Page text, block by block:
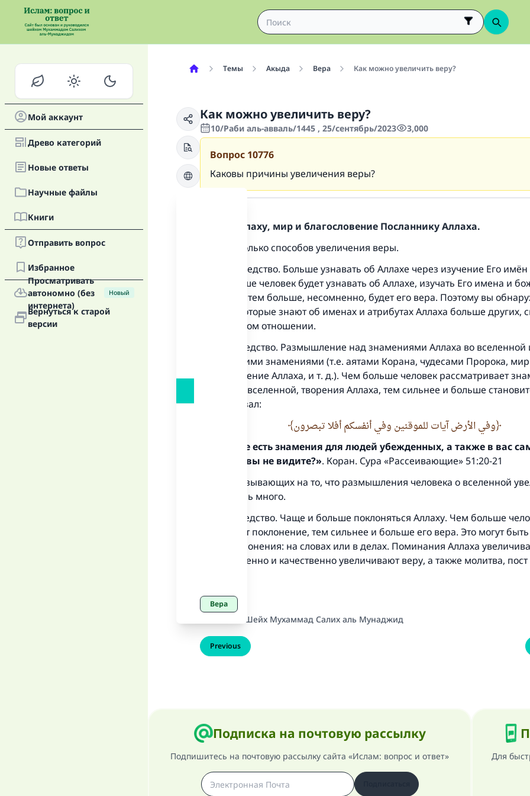
Мой аккаунт
Древо категорий
Новые oтветы
Научные файлы
Книги
Отправить вопрос
Избранное
Просматривать
автономно (без
интернета)
Новый
Вернуться к старой
версии
Темы Акыда Вера Как можно увеличить веру?
Как можно увеличить веру?
10/Раби аль-авваль/1445 , 25/сентябрь/2023 3,000
Вопрос 10776
Каковы причины увеличения веры?
Хвала Аллаху, мир и благословение Посланнику Аллаха.
Есть несколько способов увеличения веры.
Первое средство. Больше узнавать об Аллахе через изучение Его
Чем больше человек будет узнавать об Аллахе, изучать Его имена и
атрибуты, тем больше, несомненно, будет его вера. Поэтому вы
ученые, которые знают об именах и атрибутах Аллаха больше других,
верой в этом отношении.
Второе средство. Размышление над знамениями Аллаха во вселенной
шариатскими знамениями (т.е. аятами Корана, чудесами Пророка,
благословение Аллаха, и т. д.). Чем больше человек рассматривает
Аллаха во вселенной, творения Аллаха, тем сильнее и больше
Аллах сказал:
وفي الأرض آيات للموقنين وفي أنفسكم أفلا تبصرون
«На земле есть знамения для людей убежденных, а также в вас
Неужели вы не видите?». Коран. Сура «Рассеивающие» 51:20-21
Аятов, указывающих на то, что размышления человека о вселенной
веру, очень много.
Третье средство. Чаще и больше поклоняться Аллаху. Чем больше
совершает поклонение, тем сильнее и больше его вера. Это могут
виды поклонения: на словах или в делах. Поминания Аллаха
количественно и качественно увеличивают веру, а также молитва,
Вера
Шейх Мухаммад Салих аль Мунаджид
Previous
Подписка на почтовую рассылку
Подпишитесь на почтовую рассылку сайта «Ислам: вопрос и ответ» Для
Ответ № 110845 помог сохранить
Посланник Аллаха, мир ему и благословение, сказал:
«Указавшему на благое (полагается) такая же награда
совершившему его»
(МУСЛИМ, № 1893).
Участвуйте сейчас!